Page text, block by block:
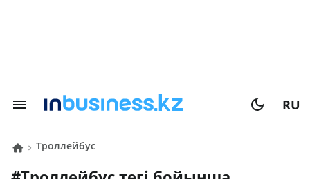
RU
троллейбус